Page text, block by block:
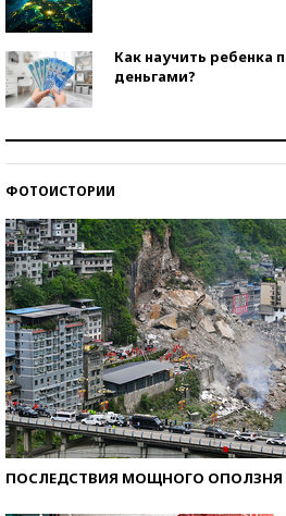
Как научить ребенка
деньгами?
ФОТОИСТОРИИ
ПОСЛЕДСТВИЯ МОЩНОГО ОПОЛЗНЯ